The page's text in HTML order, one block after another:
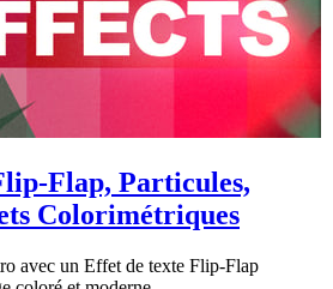
Flap, Particules,
Colorimétriques
avec un Effet de texte Flip-Flap